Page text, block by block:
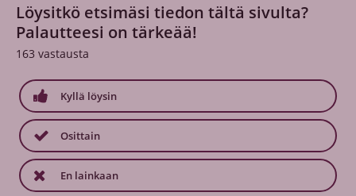
Löysitkö etsimäsi tiedon tältä sivulta?
Palautteesi on tärkeää!
163 vastausta
Kyllä löysin
Osittain
En lainkaan